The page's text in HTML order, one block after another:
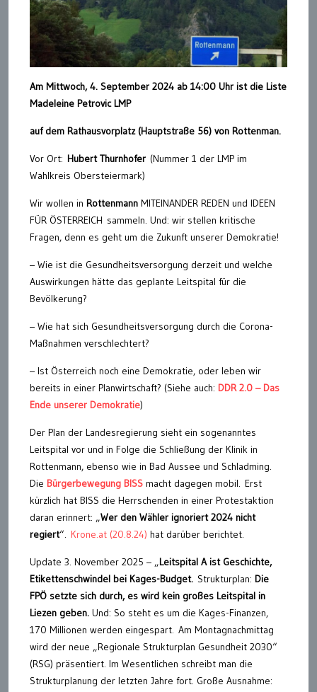
Am Mittwoch, 4. September 2024 ab 14:00 Uhr ist die Liste
Madeleine Petrovic LMP
auf dem Rathausvorplatz (Hauptstraße 56) von Rottenman.
Vor Ort: Hubert Thurnhofer (Nummer 1 der LMP im
Wahlkreis Obersteiermark)
Wir wollen in Rottenmann MITEINANDER REDEN und IDEEN
FÜR ÖSTERREICH sammeln. Und: wir stellen kritische
Fragen, denn es geht um die Zukunft unserer Demokratie!
– Wie ist die Gesundheitsversorgung derzeit und welche
Auswirkungen hätte das geplante Leitspital für die
Bevölkerung?
– Wie hat sich Gesundheitsversorgung durch die Corona-
Maßnahmen verschlechtert?
– Ist Österreich noch eine Demokratie, oder leben wir
bereits in einer Planwirtschaft? (Siehe auch: DDR 2.0 – Das
Ende unserer Demokratie)
Der Plan der Landesregierung sieht ein sogenanntes
Leitspital vor und in Folge die Schließung der Klinik in
Rottenmann, ebenso wie in Bad Aussee und Schladming.
Die Bürgerbewegung BISS macht dagegen mobil. Erst
kürzlich hat BISS die Herrschenden in einer Protestaktion
daran erinnert: „Wer den Wähler ignoriert 2024 nicht
regiert“. Krone.at (20.8.24) hat darüber berichtet.
Update 3. November 2025 – „Leitspital A ist Geschichte,
Etikettenschwindel bei Kages-Budget. Strukturplan: Die
FPÖ setzte sich durch, es wird kein großes Leitspital in
Liezen geben. Und: So steht es um die Kages-Finanzen,
170 Millionen werden eingespart. Am Montagnachmittag
wird der neue „Regionale Strukturplan Gesundheit 2030“
(RSG) präsentiert. Im Wesentlichen schreibt man die
Strukturplanung der letzten Jahre fort. Große Ausnahme: